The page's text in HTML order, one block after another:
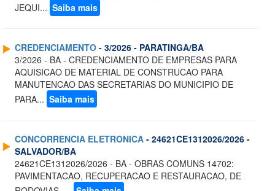
JEQUI... Saiba mais
CREDENCIAMENTO - 3/2026 - PARATINGA/BA
3/2026 - BA - CREDENCIAMENTO DE EMPRESAS PARA
AQUISICAO DE MATERIAL DE CONSTRUCAO PARA
MANUTENCAO DAS SECRETARIAS DO MUNICIPIO DE
PARA... Saiba mais
CONCORRENCIA ELETRONICA - 24621CE1312026/2026 -
SALVADOR/BA
24621CE1312026/2026 - BA - OBRAS COMUNS 14702:
PAVIMENTACAO, RECUPERACAO E RESTAURACAO, DE